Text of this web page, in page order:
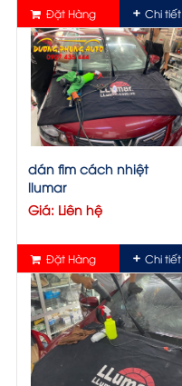
Đặt Hàng Chi tiết
dán fim cách nhiệt
llumar
Giá: Liên hệ
Đặt Hàng Chi tiết